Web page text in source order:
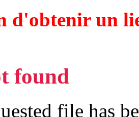
d'obtenir un
found
file has